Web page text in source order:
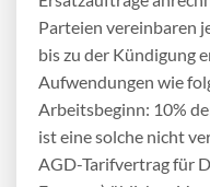
Parteien vereinbaren
bis zu der Kündigung
Aufwendungen wie
Arbeitsbeginn: 10%
ist eine solche nicht
AGD-Tarifvertrag für